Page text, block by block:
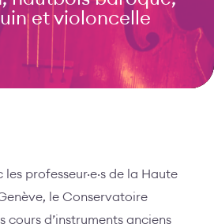
et violoncelle
professeur·e·s de la Haute
le Conservatoire
cours d’instruments anciens